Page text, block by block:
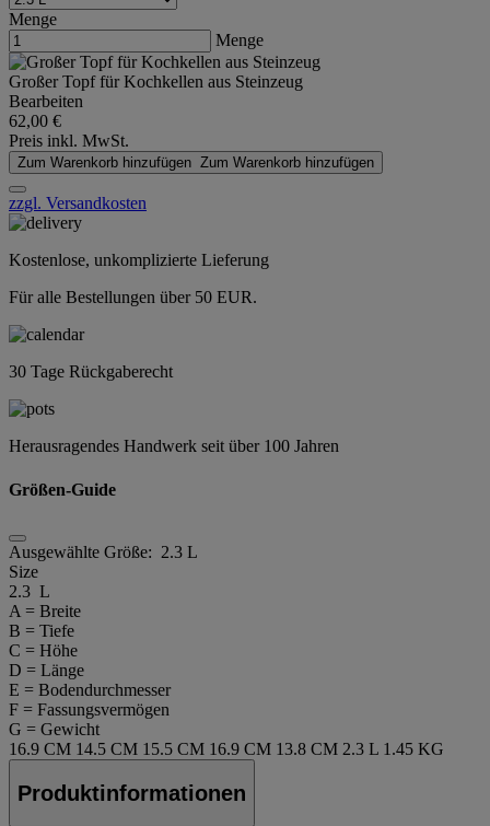
Menge
Menge
Großer Topf für Kochkellen aus Steinzeug
Bearbeiten
62,00 €
Preis inkl. MwSt.
Zum Warenkorb hinzufügen Zum Warenkorb hinzufügen
zzgl. Versandkosten
Kostenlose, unkomplizierte Lieferung
Für alle Bestellungen über 50 EUR.
30 Tage Rückgaberecht
Herausragendes Handwerk seit über 100 Jahren
Größen-Guide
Ausgewählte Größe: 2.3 L
Size
2.3 L
A = Breite
B = Tiefe
C = Höhe
D = Länge
E = Bodendurchmesser
F = Fassungsvermögen
G = Gewicht
16.9 CM 14.5 CM 15.5 CM 16.9 CM 13.8 CM 2.3 L 1.45 KG
Produktinformationen